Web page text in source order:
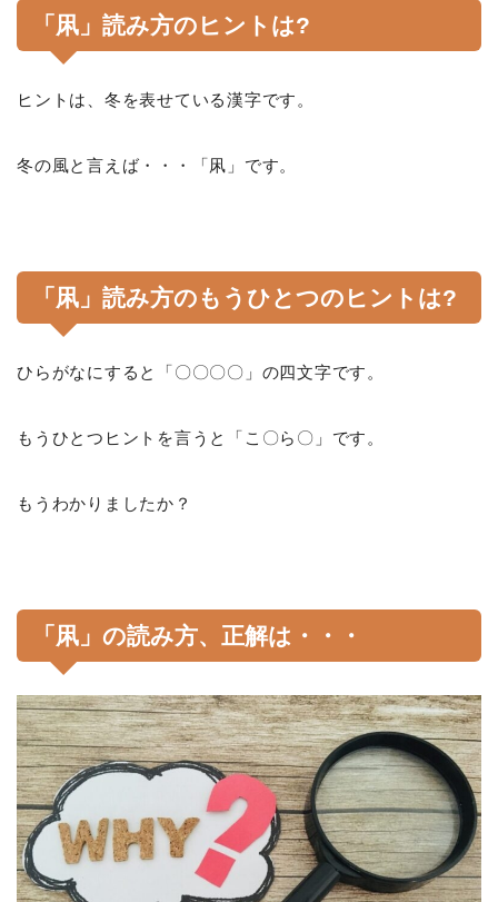
「凩」読み方のヒントは?
ヒントは、冬を表せている漢字です。
冬の風と言えば・・・「凩」です。
「凩」読み方のもうひとつのヒントは?
ひらがなにすると「〇〇〇〇」の四文字です。
もうひとつヒントを言うと「こ〇ら〇」です。
もうわかりましたか？
「凩」の読み方、正解は・・・